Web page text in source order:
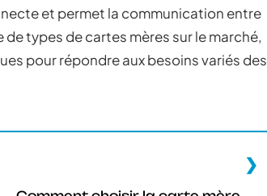
et permet la communication entre
types de cartes mères sur le marché,
pour répondre aux besoins variés des